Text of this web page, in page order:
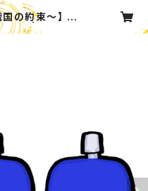
の約束〜】 栄
ット | Cateri